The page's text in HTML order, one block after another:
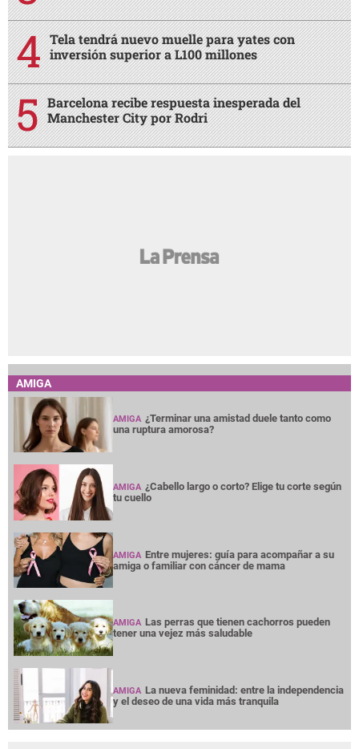
Tela tendrá nuevo muelle para yates con
inversión superior a L100 millones
Barcelona recibe respuesta inesperada del
Manchester City por Rodri
AMIGA
AMIGA ¿Terminar una amistad duele tanto como
una ruptura amorosa?
AMIGA ¿Cabello largo o corto? Elige tu corte según
tu cuello
AMIGA Entre mujeres: guía para acompañar a su
amiga o familiar con cáncer de mama
AMIGA Las perras que tienen cachorros pueden
tener una vejez más saludable
AMIGA La nueva feminidad: entre la independencia
y el deseo de una vida más tranquila